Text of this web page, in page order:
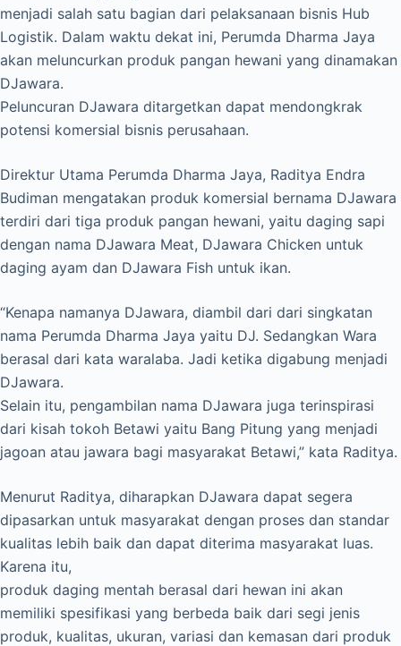
menjadi salah satu bagian dari pelaksanaan bisnis Hub
Logistik. Dalam waktu dekat ini, Perumda Dharma Jaya
akan meluncurkan produk pangan hewani yang dinamakan
DJawara.
Peluncuran DJawara ditargetkan dapat mendongkrak
potensi komersial bisnis perusahaan.
Direktur Utama Perumda Dharma Jaya, Raditya Endra
Budiman mengatakan produk komersial bernama DJawara
terdiri dari tiga produk pangan hewani, yaitu daging sapi
dengan nama DJawara Meat, DJawara Chicken untuk
daging ayam dan DJawara Fish untuk ikan.
“Kenapa namanya DJawara, diambil dari dari singkatan
nama Perumda Dharma Jaya yaitu DJ. Sedangkan Wara
berasal dari kata waralaba. Jadi ketika digabung menjadi
DJawara.
Selain itu, pengambilan nama DJawara juga terinspirasi
dari kisah tokoh Betawi yaitu Bang Pitung yang menjadi
jagoan atau jawara bagi masyarakat Betawi,” kata Raditya.
Menurut Raditya, diharapkan DJawara dapat segera
dipasarkan untuk masyarakat dengan proses dan standar
kualitas lebih baik dan dapat diterima masyarakat luas.
Karena itu,
produk daging mentah berasal dari hewan ini akan
memiliki spesifikasi yang berbeda baik dari segi jenis
produk, kualitas, ukuran, variasi dan kemasan dari produk